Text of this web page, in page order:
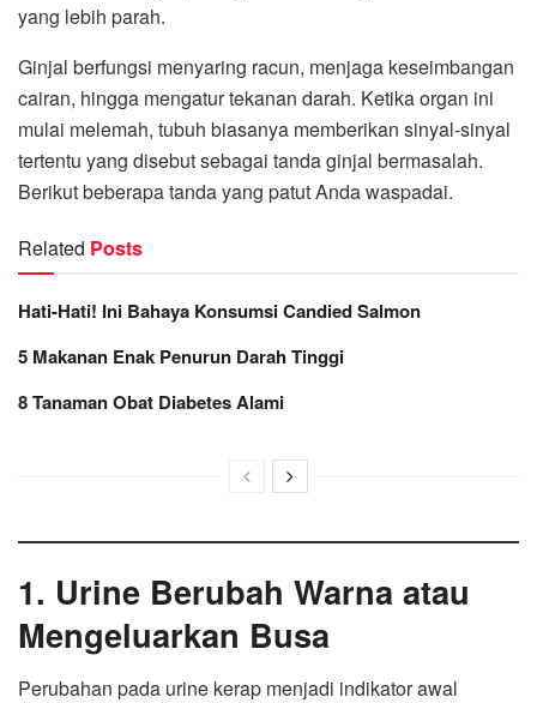
yang lebih parah.
Ginjal berfungsi menyaring racun, menjaga keseimbangan
cairan, hingga mengatur tekanan darah. Ketika organ ini
mulai melemah, tubuh biasanya memberikan sinyal-sinyal
tertentu yang disebut sebagai tanda ginjal bermasalah.
Berikut beberapa tanda yang patut Anda waspadai.
Related Posts
Hati-Hati! Ini Bahaya Konsumsi Candied Salmon
5 Makanan Enak Penurun Darah Tinggi
8 Tanaman Obat Diabetes Alami
1. Urine Berubah Warna atau
Mengeluarkan Busa
Perubahan pada urine kerap menjadi indikator awal